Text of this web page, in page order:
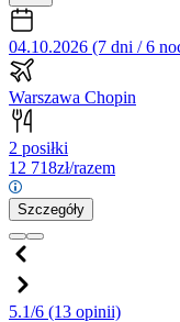
04.10.2026 (7 dni / 6
Warszawa Chopin
2 posiłki
12 718zł/razem
Szczegóły
5.1/6 (13 opinii)